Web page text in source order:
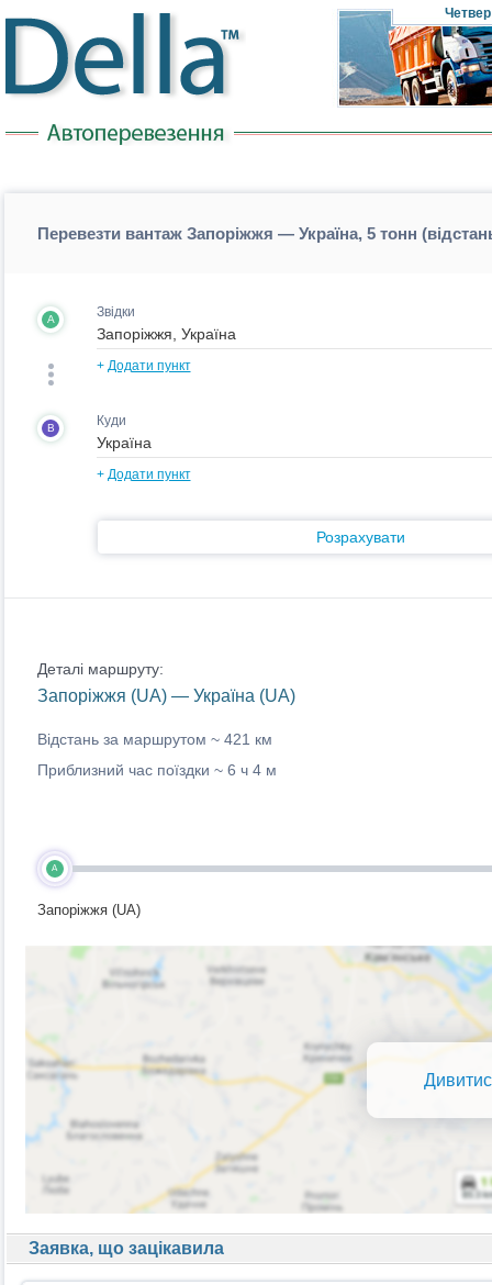
Четвер
Перевезти вантаж Запоріжжя — Україна, 5 тонн
A Звідки
+ Додати пункт
B Куди
+ Додати пункт
Розрахувати
Деталі маршруту:
Запоріжжя (UA) — Україна (UA)
Відстань за маршрутом ~ 421 км
Приблизний час поїздки ~ 6 ч 4 м
A
Запоріжжя (UA)
Заявка, що зацікавила